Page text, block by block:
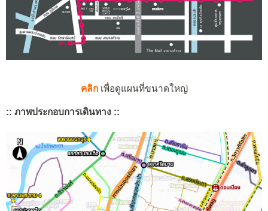
คลิก เพื่อดูแผนที่ขนาดใหญ่
:: ภาพประกอบการเดินทาง ::